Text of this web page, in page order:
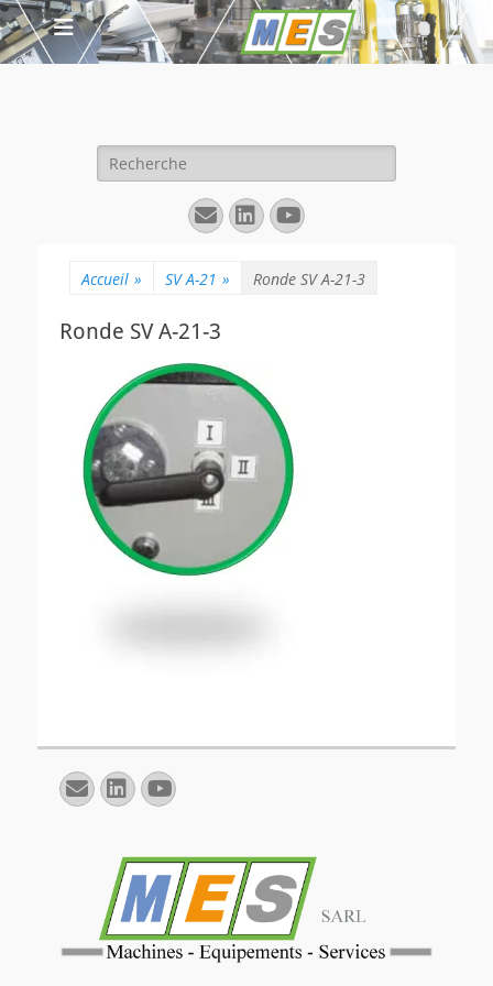
Rechercher :
E-
mail
Linkedin
YouTube
Accueil » SV A-21 » Ronde SV A-21-3
Ronde SV A-21-3
E-
mail
Linkedin
YouTube